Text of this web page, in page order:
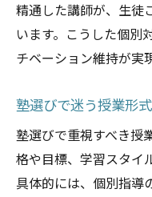
精通した講師が、生徒
います。こうした個別
チベーション維持が実
塾選びで迷う授業形
塾選びで重視すべき授
格や目標、学習スタイ
具体的には、個別指導